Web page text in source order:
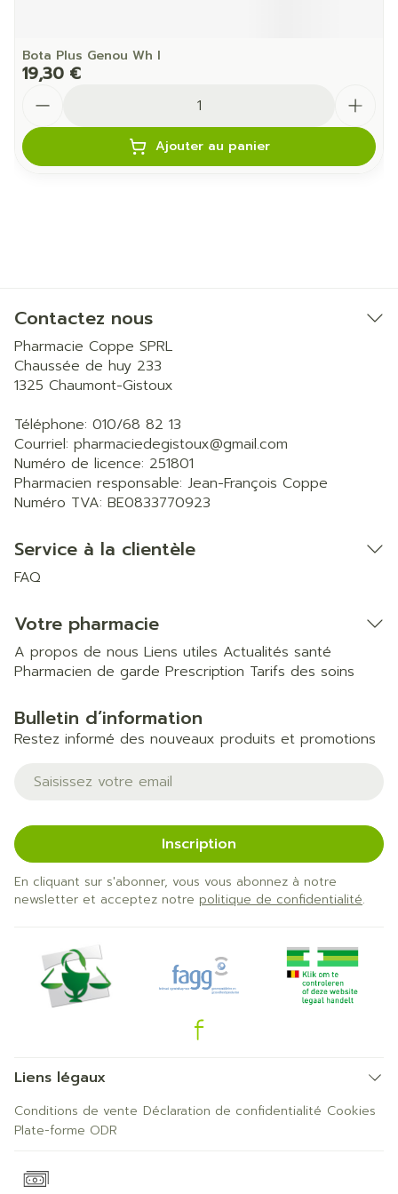
Bota Plus Genou Wh l
19,30 €
Ajouter au panier
Contactez nous
Pharmacie Coppe SPRL
Chaussée de huy 233
1325 Chaumont-Gistoux
Téléphone: 010/68 82 13
Courriel: pharmaciedegistoux@gmail.com
Numéro de licence: 251801
Pharmacien responsable: Jean-François Coppe
Numéro TVA: BE0833770923
Service à la clientèle
FAQ
Votre pharmacie
A propos de nous Liens utiles Actualités santé
Pharmacien de garde Prescription Tarifs des soins
Bulletin d’information
Restez informé des nouveaux produits et promotions
Adresse mail
Inscription
En cliquant sur s'abonner, vous vous abonnez à notre
newsletter et acceptez notre politique de confidentialité.
Liens légaux
Conditions de vente Déclaration de confidentialité Cookies
Plate-forme ODR